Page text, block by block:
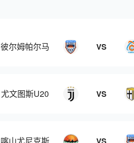
彼尔姆帕尔马 VS
尤文图斯U20 VS